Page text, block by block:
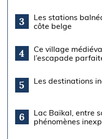
3
Les stations
côte belge
4
Ce village
l’escapade
5 Les destinations
6
Lac Baïkal, entre
phénomènes